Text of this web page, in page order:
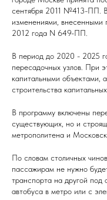
сентября 2011 №413-ПП. В
изменениями, внесенными
2012 года N 649-ПП.
В период до 2020 - 2025
пересадочных узлов. При
капитальными объектами,
строительства
В программу включены
существующих, но и
метрополитена и
По словам столичных
пассажирам не нужно
транспорта на другой
автобуса в метро или с